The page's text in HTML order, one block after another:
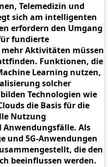
Telemedizin und
sich am intelligenten
erfordern den Umgang
fundierte
Aktivitäten müssen
Funktionen, die
Learning nutzen,
solcher
Technologien wie
die Basis für die
Nutzung
Anwendungsfälle. Als
und 5G-Anwendungen
die den
beeinflussen werden.